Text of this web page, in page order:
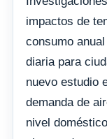
impactos de
consumo
diaria para
nuevo estudio
demanda de
nivel